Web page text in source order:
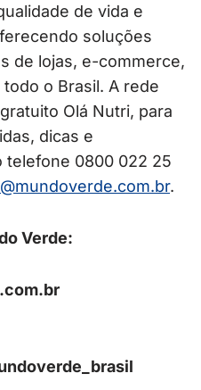
de vida e
soluções
de lojas, e-commerce,
o Brasil. A rede
Olá Nutri, para
dicas e
telefone 0800 022 25
.
Verde: